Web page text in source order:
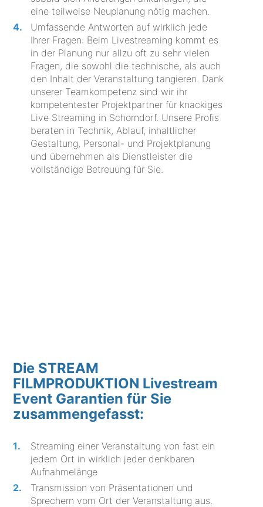
eine teilweise Neuplanung nötig machen.
Umfassende Antworten auf wirklich jede
Ihrer Fragen: Beim Livestreaming kommt es
in der Planung nur allzu oft zu sehr vielen
Fragen, die sowohl die technische, als auch
den Inhalt der Veranstaltung tangieren. Dank
unserer Teamkompetenz sind wir ihr
kompetentester Projektpartner für knackiges
Live Streaming in Schorndorf. Unsere Profis
beraten in Technik, Ablauf, inhaltlicher
Gestaltung, Personal- und Projektplanung
und übernehmen als Dienstleister die
vollständige Betreuung für Sie.
Die STREAM
FILMPRODUKTION Livestream
Event Garantien für Sie
zusammengefasst:
Streaming einer Veranstaltung von fast ein
jedem Ort in wirklich jeder denkbaren
Aufnahmelänge
Transmission von Präsentationen und
Sprechern vom Ort der Veranstaltung aus.